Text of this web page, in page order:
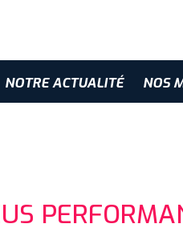
NOTRE ACTUALITÉ NOS